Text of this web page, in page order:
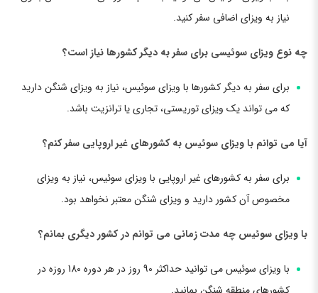
نیاز به ویزای اضافی سفر کنید.
چه نوع ویزای سوئیسی برای سفر به دیگر کشورها نیاز است؟
برای سفر به دیگر کشورها با ویزای سوئیس، نیاز به ویزای شنگن دارید
که می تواند یک ویزای توریستی، تجاری یا ترانزیت باشد.
آیا می توانم با ویزای سوئیس به کشورهای غیر اروپایی سفر کنم؟
برای سفر به کشورهای غیر اروپایی با ویزای سوئیس، نیاز به ویزای
مخصوص آن کشور دارید و ویزای شنگن معتبر نخواهد بود.
با ویزای سوئیس چه مدت زمانی می توانم در کشور دیگری بمانم؟
با ویزای سوئیس می توانید حداکثر 90 روز در هر دوره 180 روزه در